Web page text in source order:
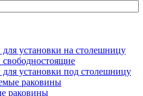
установки на столешницу
установки под столешницу
раковины
раковины